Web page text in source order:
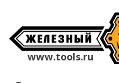
www.tools.ru